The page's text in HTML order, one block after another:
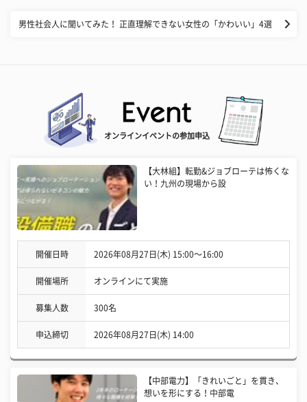
男性社会人に聞いてみた！ 正直理解できない女性の「かわいい」4選
オンラインイベントの参加申込
【大林組】転勤&ジョブローテは怖くな
い！九州の現場から設
開催日時 2026年08月27日(木) 15:00〜16:00
開催場所 オンラインにて実施
募集人数 300名
申込締切 2026年08月27日(木) 14:00
【中部電力】「きれいごと」を貫き、
想いを形にする！中部電